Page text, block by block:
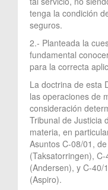
tenga la condición
seguros.
2.- Planteada la
fundamental
para la correcta
La doctrina de esta
las operaciones de
consideración
Tribunal de Justicia
materia, en
Asuntos C-08/01,
(Taksatorringen),
(Andersen), y C-40/
(Aspiro).